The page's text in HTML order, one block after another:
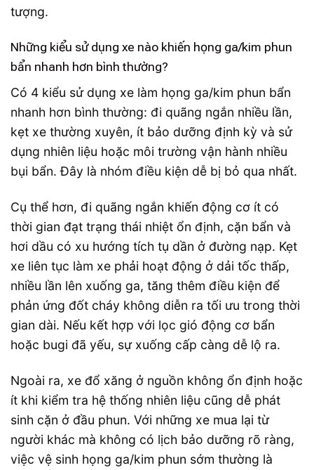
tượng.
Những kiểu sử dụng xe nào khiến họng ga/kim phun
bẩn nhanh hơn bình thường?
Có 4 kiểu sử dụng xe làm họng ga/kim phun bẩn
nhanh hơn bình thường: đi quãng ngắn nhiều lần,
kẹt xe thường xuyên, ít bảo dưỡng định kỳ và sử
dụng nhiên liệu hoặc môi trường vận hành nhiều
bụi bẩn. Đây là nhóm điều kiện dễ bị bỏ qua nhất.
Cụ thể hơn, đi quãng ngắn khiến động cơ ít có
thời gian đạt trạng thái nhiệt ổn định, cặn bẩn và
hơi dầu có xu hướng tích tụ dần ở đường nạp. Kẹt
xe liên tục làm xe phải hoạt động ở dải tốc thấp,
nhiều lần lên xuống ga, tăng thêm điều kiện để
phản ứng đốt cháy không diễn ra tối ưu trong thời
gian dài. Nếu kết hợp với lọc gió động cơ bẩn
hoặc bugi đã yếu, sự xuống cấp càng dễ lộ ra.
Ngoài ra, xe đổ xăng ở nguồn không ổn định hoặc
ít khi kiểm tra hệ thống nhiên liệu cũng dễ phát
sinh cặn ở đầu phun. Với những xe mua lại từ
người khác mà không có lịch bảo dưỡng rõ ràng,
việc vệ sinh họng ga/kim phun sớm thường là